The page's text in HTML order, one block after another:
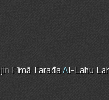
nFīmā FarađaAl-Lahu